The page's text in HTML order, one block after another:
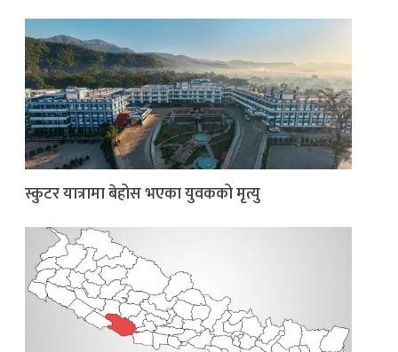
स्कुटर यात्रामा बेहोस भएका युवकको मृत्यु